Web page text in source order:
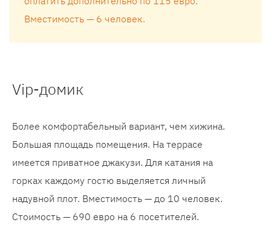
Вместимость — 6 человек.
Vip-домик
Более комфортабельный вариант, чем хижина.
Большая площадь помещения. На террасе
имеется приватное джакузи. Для катания на
горках каждому гостю выделяется личный
надувной плот. Вместимость — до 10 человек.
Стоимость — 690 евро на 6 посетителей.